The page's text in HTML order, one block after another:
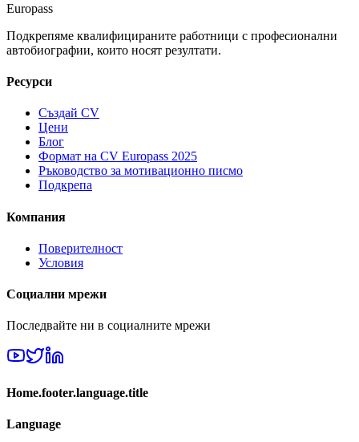
Europass
Подкрепяме квалифицираните работници с професионални
автобиографии, които носят резултати.
Ресурси
Създай CV
Цени
Блог
Формат на CV Europass 2025
Ръководство за мотивационно писмо
Подкрепа
Компания
Поверителност
Условия
Социални мрежи
Последвайте ни в социалните мрежи
Home.footer.language.title
Language